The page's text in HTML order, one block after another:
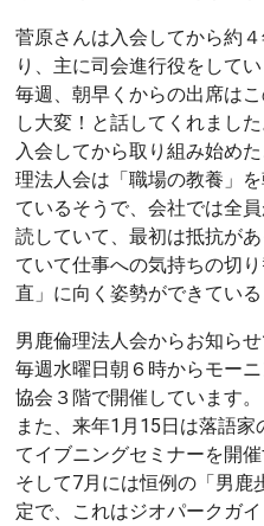
菅原さんは入会してから約
り、主に司会進行役をしてい
毎週、朝早くからの出席は
し大変！と話してくれました
入会してから取り組み始め
理法人会は「職場の教養」
ているそうで、会社では全
読していて、最初は抵抗が
ていて仕事への気持ちの切
直」に向く姿勢ができている
男鹿倫理法人会からお知らせ
毎週水曜日朝６時からモー
協会３階で開催しています。
また、来年1月15日は落語
てイブニングセミナーを開催
そして7月には恒例の「男鹿
定で、これはジオパークガ